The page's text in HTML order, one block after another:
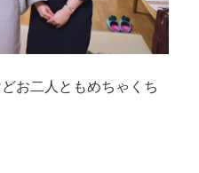
お二人ともめちゃくち